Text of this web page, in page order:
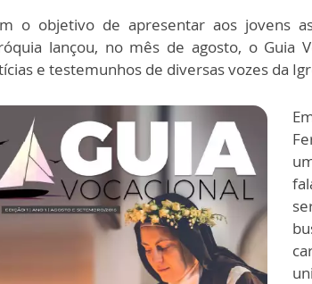
o objetivo de apresentar aos jovens
lançou, no mês de agosto, o Guia
e testemunhos de diversas vozes da